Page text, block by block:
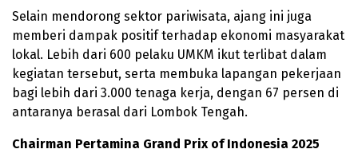
Selain mendorong sektor pariwisata, ajang ini juga
memberi dampak positif terhadap ekonomi masyarakat
lokal. Lebih dari 600 pelaku UMKM ikut terlibat dalam
kegiatan tersebut, serta membuka lapangan pekerjaan
bagi lebih dari 3.000 tenaga kerja, dengan 67 persen di
antaranya berasal dari Lombok Tengah.
Chairman Pertamina Grand Prix of Indonesia 2025